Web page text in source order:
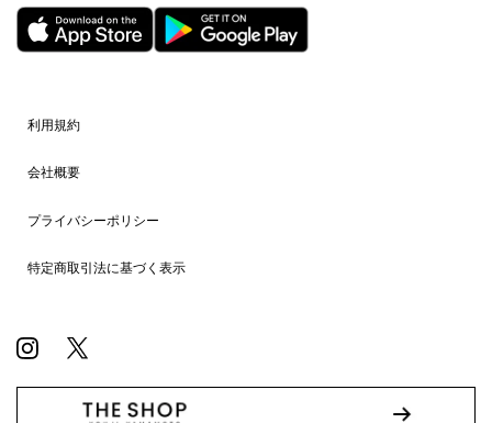
利用規約
会社概要
プライバシーポリシー
特定商取引法に基づく表示